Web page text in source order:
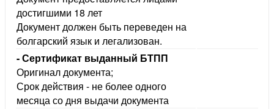
достигшими 18 лет
Документ должен быть переведен на
олгарский язык и легализован.
- Сертификат выданный БТПП
Оригинал документа;
Срок действия - не более одного
месяца со дня выдачи документа